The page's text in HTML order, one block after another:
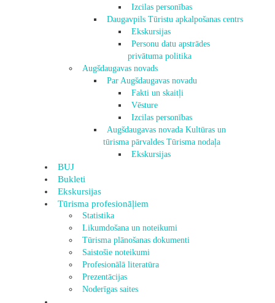
Izcilas personības
Daugavpils Tūristu apkalpošanas centrs
Ekskursijas
Personu datu apstrādes
privātuma politika
Augšdaugavas novads
Par Augšdaugavas novadu
Fakti un skaitļi
Vēsture
Izcilas personības
Augšdaugavas novada Kultūras un
tūrisma pārvaldes Tūrisma nodaļa
Ekskursijas
BUJ
Bukleti
Ekskursijas
Tūrisma profesionāļiem
Statistika
Likumdošana un noteikumi
Tūrisma plānošanas dokumenti
Saistošie noteikumi
Profesionālā literatūra
Prezentācijas
Noderīgas saites